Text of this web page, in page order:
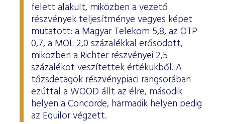
felett alakult, miközben a vezető
részvények teljesítménye vegyes képet
mutatott: a Magyar Telekom 5,8, az OTP
0,7, a MOL 2,0 százalékkal erősödött,
miközben a Richter részvényei 2,5
százalékot veszítettek értékükből. A
tőzsdetagok részvénypiaci rangsorában
ezúttal a WOOD állt az élre, második
helyen a Concorde, harmadik helyen pedig
az Equilor végzett.